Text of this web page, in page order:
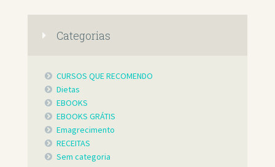
Categorias
CURSOS QUE RECOMENDO
Dietas
EBOOKS
EBOOKS GRÁTIS
Emagrecimento
RECEITAS
Sem categoria